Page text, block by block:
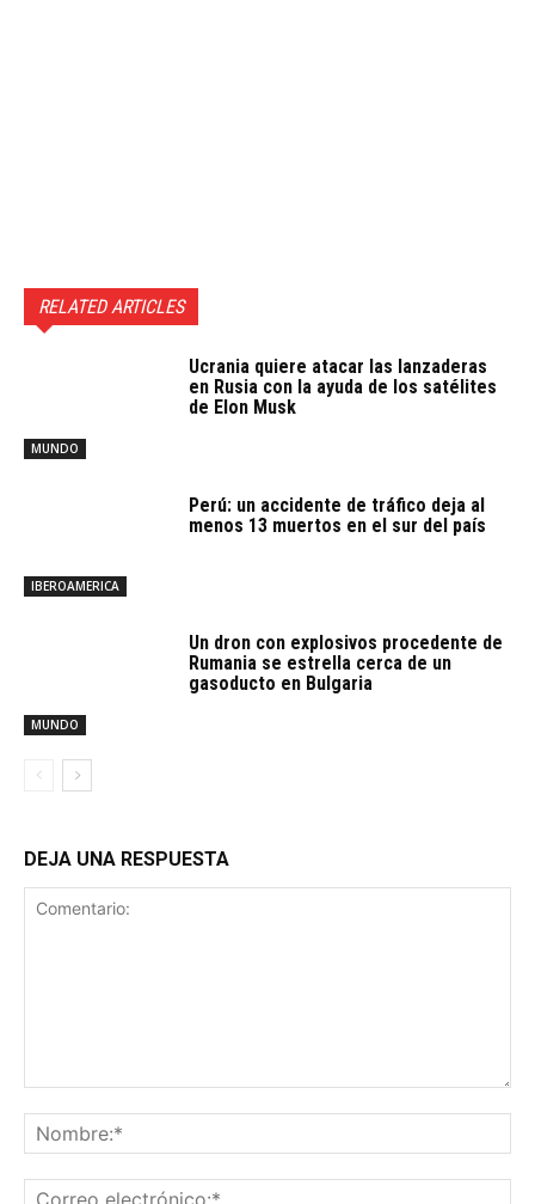
RELATED ARTICLES
MUNDO
Ucrania quiere atacar las lanzaderas
en Rusia con la ayuda de los satélites
de Elon Musk
IBEROAMERICA
Perú: un accidente de tráfico deja al
menos 13 muertos en el sur del país
MUNDO
Un dron con explosivos procedente de
Rumania se estrella cerca de un
gasoducto en Bulgaria
DEJA UNA RESPUESTA